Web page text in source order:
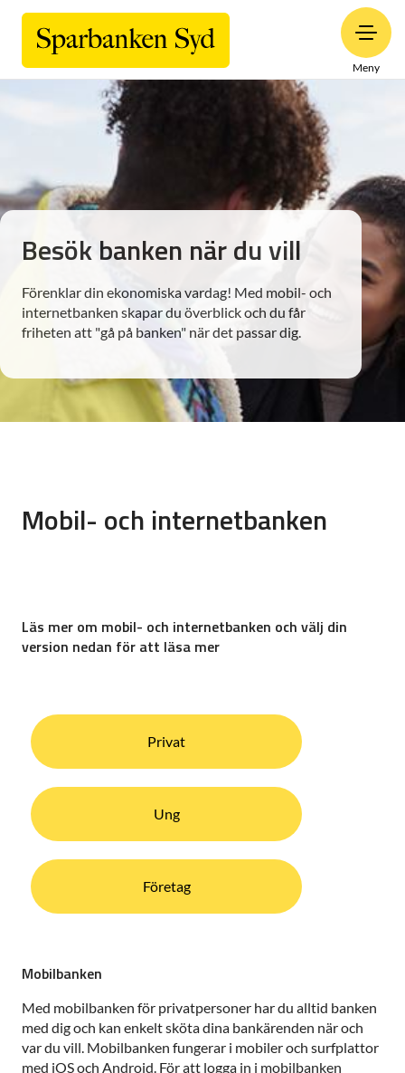
Meny
Besök banken när du vill
Förenklar din ekonomiska vardag! Med mobil- och
internetbanken skapar du överblick och du får
friheten att "gå på banken" när det passar dig.
Mobil- och internetbanken
Läs mer om mobil- och internetbanken och välj din
version nedan för att läsa mer
Privat
Ung
Företag
Mobilbanken
Med mobilbanken för privatpersoner har du alltid banken
med dig och kan enkelt sköta dina bankärenden när och
var du vill. Mobilbanken fungerar i mobiler och surfplattor
med iOS och Android. För att logga in i mobilbanken